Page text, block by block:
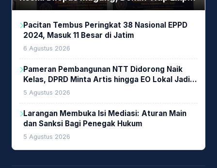
Pesan Penting
Pacitan Tembus Peringkat 38 Nasional EPPD
2024, Masuk 11 Besar di Jatim
6 Agustus 2026
Pameran Pembangunan NTT Didorong Naik
Kelas, DPRD Minta Artis hingga EO Lokal Jadi
Prioritas
5 Agustus 2026
Larangan Membuka Isi Mediasi: Aturan Main
dan Sanksi Bagi Penegak Hukum
5 Agustus 2026